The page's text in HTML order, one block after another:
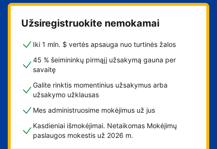
Užsiregistruokite nemokamai
Iki 1 mln. $ vertės apsauga nuo turtinės žalos
45 % šeimininkų pirmąjį užsakymą gauna per
savaitę
Galite rinktis momentinius užsakymus arba
užsakymo užklausas
Mes administruosime mokėjimus už jus
Kasdieniai išmokėjimai. Netaikomas Mokėjimų
paslaugos mokestis už 2026 m.